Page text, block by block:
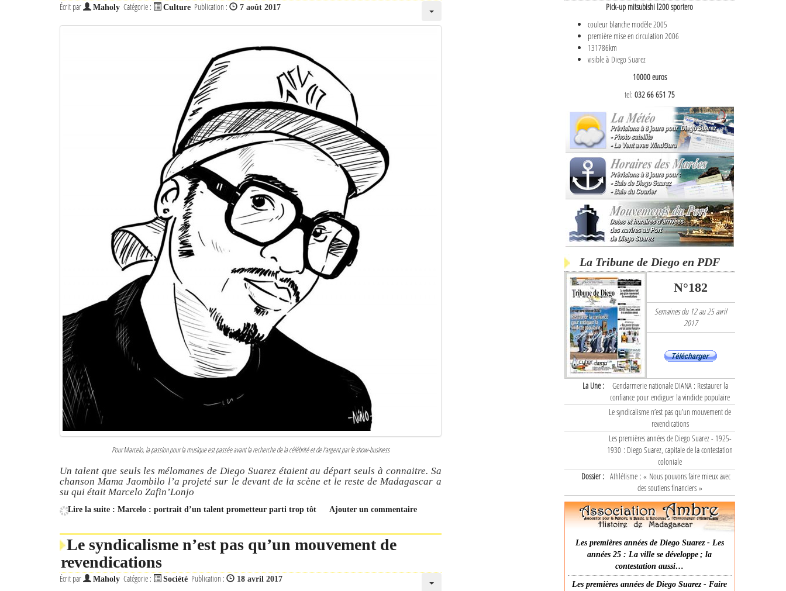
Écrit par Maholy Catégorie : Culture Publication : 7 août 2017
Pour Marcelo, la passion pour la musique est passée avant la recherche de la célébrité et de l’argent par le show-business
Un talent que seuls les mélomanes de Diego Suarez étaient au départ seuls à connaitre. Sa
chanson Mama Jaombilo l’a projeté sur le devant de la scène et le reste de Madagascar a
su qui était Marcelo Zafin’Lonjo
Lire la suite : Marcelo : portrait d’un talent prometteur parti trop tôt Ajouter un commentaire
Le syndicalisme n’est pas qu’un mouvement de
revendications
Écrit par Maholy Catégorie : Société Publication : 18 avril 2017
Pick-up mitsubishi l200 sportero
couleur blanche modèle 2005
première mise en circulation 2006
131786km
visible à Diego Suarez
10000 euros
tel: 032 66 651 75
La Tribune de Diego en PDF
N°182
Semaines du 12 au 25 avril
2017
La Une :
Gendarmerie nationale DIANA : Restaurer la
confiance pour endiguer la vindicte populaire
Le syndicalisme n’est pas qu’un mouvement de
revendications
Les premières années de Diego Suarez - 1925-
1930 : Diego Suarez, capitale de la contestation
coloniale
Dossier : Athlétisme : « Nous pouvons faire mieux avec
des soutiens financiers »
Les premières années de Diego Suarez - Les
années 25 : La ville se développe ; la
contestation aussi…
Les premières années de Diego Suarez - Faire